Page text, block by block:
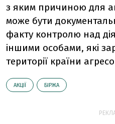
з яким причиною для
може бути
факту контролю над
іншими особами, які
території країни
АКЦІЇ БІРЖА